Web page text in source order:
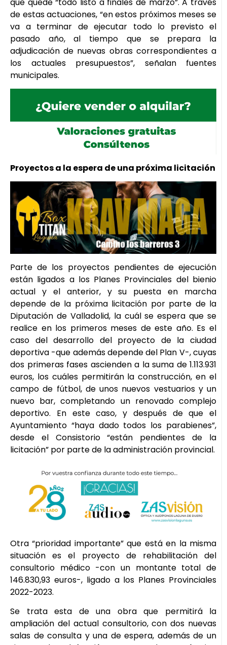
de estas actuaciones, “en estos próximos meses se
va a terminar de ejecutar todo lo previsto el
pasado año, al tiempo que se prepara la
adjudicación de nuevas obras correspondientes a
los actuales presupuestos”, señalan fuentes
municipales.
Proyectos a la espera de una próxima licitación
Parte de los proyectos pendientes de ejecución
están ligados a los Planes Provinciales del bienio
actual y el anterior, y su puesta en marcha
depende de la próxima licitación por parte de la
Diputación de Valladolid, la cuál se espera que se
realice en los primeros meses de este año. Es el
caso del desarrollo del proyecto de la ciudad
deportiva -que además depende del Plan V-, cuyas
dos primeras fases ascienden a la suma de 1.113.931
euros, los cuáles permitirán la construcción, en el
campo de fútbol, de unos nuevos vestuarios y un
nuevo bar, completando un renovado complejo
deportivo. En este caso, y después de que el
Ayuntamiento “haya dado todos los parabienes”,
desde el Consistorio “están pendientes de la
licitación” por parte de la administración provincial.
Otra “prioridad importante” que está en la misma
situación es el proyecto de rehabilitación del
consultorio médico -con un montante total de
146.830,93 euros-, ligado a los Planes Provinciales
2022-2023.
Se trata esta de una obra que permitirá la
ampliación del actual consultorio, con dos nuevas
salas de consulta y una de espera, además de un